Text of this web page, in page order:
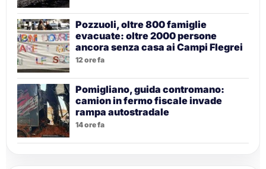
Pozzuoli, oltre 800 famiglie
evacuate: oltre 2000 persone
ancora senza casa ai Campi Flegrei
12 ore fa
Pomigliano, guida contromano:
camion in fermo fiscale invade
rampa autostradale
14 ore fa